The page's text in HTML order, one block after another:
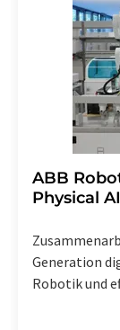
widerrufen.
Abbestellung
enthalten.
​​​​​​​ABB
Physical
Generation
Robotik und